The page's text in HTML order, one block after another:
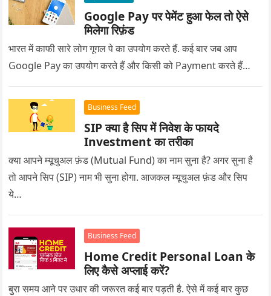
Google Pay पर पेमेंट हुआ फेल तो ऐसे
मिलेगा रिफ़ंड
भारत में काफी सारे लोग गूगल पे का उपयोग करते हैं. कई बार जब आप
Google Pay का उपयोग करते हैं और किसी को Payment करते हैं…
Business Feed
SIP क्या है सिप में निवेश के फायदे
Investment का तरीका
क्या आपने म्यूचुअल फ़ंड (Mutual Fund) का नाम सुना है? अगर सुना है
तो आपने सिप (SIP) नाम भी सुना होगा. आजकल म्यूचुअल फ़ंड और सिप
ये…
Business Feed
Home Credit Personal Loan के
लिए कैसे अप्लाई करें?
बुरा समय आने पर उधार की जरूरत कई बार पड़ती है. ऐसे में कई बार कुछ